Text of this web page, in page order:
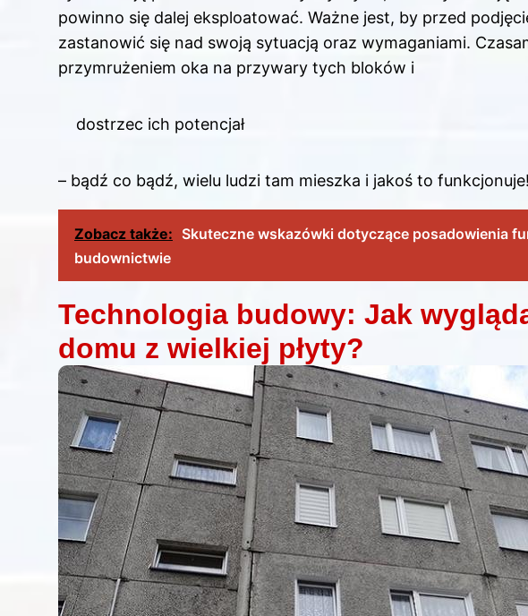
powinno się dalej eksploatować. Ważne jest, by przed
zastanowić się nad swoją sytuacją oraz wymaganiami.
przymrużeniem oka na przywary tych bloków i
dostrzec ich potencjał
– bądź co bądź, wielu ludzi tam mieszka i jakoś to funkcjonuje!
Zobacz także: Skuteczne wskazówki dotyczące posadowienia
budownictwie
Technologia budowy: Jak
domu z wielkiej płyty?